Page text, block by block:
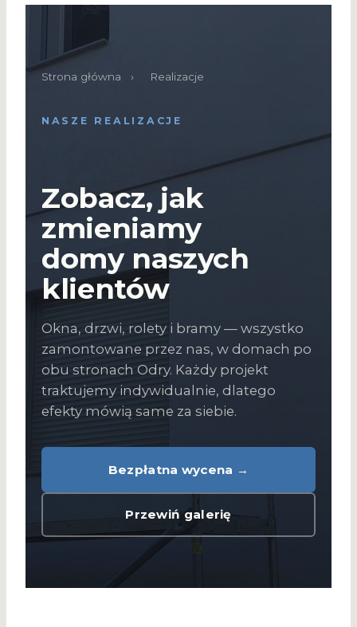
Strona główna › Realizacje
NASZE REALIZACJE
Zobacz, jak
zmieniamy
domy naszych
klientów
Okna, drzwi, rolety i bramy — wszystko
zamontowane przez nas, w domach po
obu stronach Odry. Każdy projekt
traktujemy indywidualnie, dlatego
efekty mówią same za siebie.
Bezpłatna wycena →
Przewiń galerię